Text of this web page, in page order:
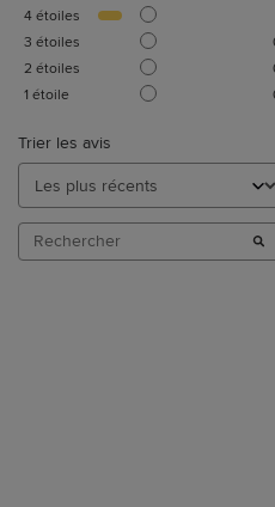
4étoiles
3 étoiles
2 étoiles
1 étoile
Trier les avis